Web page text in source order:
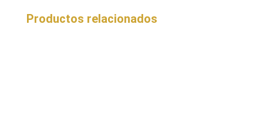
Productos relacionados